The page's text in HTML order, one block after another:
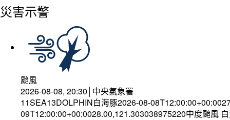
災害示警
颱風
2026-08-08, 20:30│中央氣象署
11SEA13DOLPHIN白海豚2026-08-
09T12:00:00+00:0028.00,121.303038975220中度颱風